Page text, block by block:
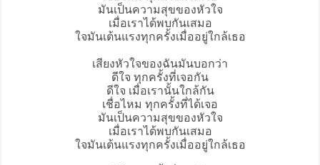
มันเป็นความสุขของหัวใจ
เมื่อเราได้พบกันเสมอ
ใจมันเต้นแรงทุกครั้งเมื่ออยู่ใกล้เธอ
เสียงหัวใจของฉันมันบอกว่า
ดีใจ ทุกครั้งที่เจอกัน
ดีใจ เมื่อเรานั้นใกล้กัน
เชื่อไหม ทุกครั้งที่ได้เจอ
มันเป็นความสุขของหัวใจ
เมื่อเราได้พบกันเสมอ
ใจมันเต้นแรงทุกครั้งเมื่ออยู่ใกล้เธอ